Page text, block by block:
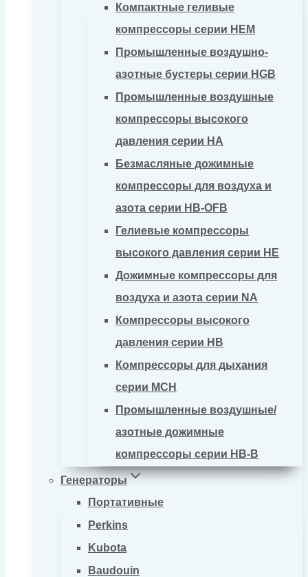
Компактные геливые
компрессоры серии HEM
Промышленные воздушно-
азотные бустеры серии HGB
Промышленные воздушные
компрессоры высокого
давления серии HA
Безмасляные дожимные
компрессоры для воздуха и
азота серии HB-OFB
Гелиевые компрессоры
высокого давления серии HE
Дожимные компрессоры для
воздуха и азота серии NA
Компрессоры высокого
давления серии HB
Компрессоры для дыхания
серии MCH
Промышленные воздушные/
азотные дожимные
компрессоры серии HB-B
Генераторы
Портативные
Perkins
Kubota
Baudouin